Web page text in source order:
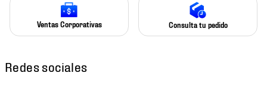
Ventas Corporativas Consulta tu pedido
Redes sociales